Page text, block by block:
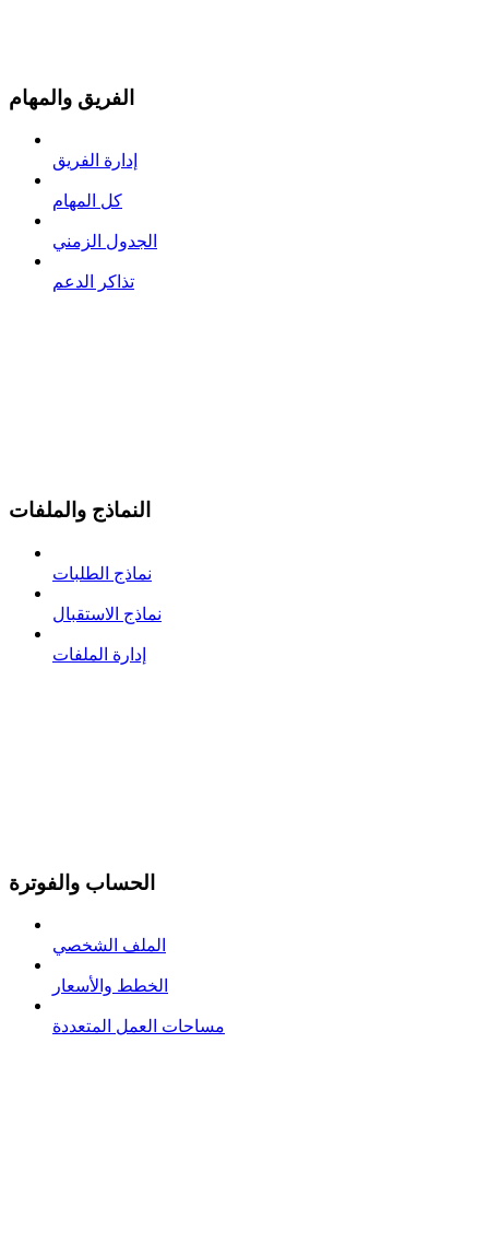
الفريق والمهام
إدارة الفريق
كل المهام
الجدول الزمني
تذاكر الدعم
النماذج والملفات
نماذج الطلبات
نماذج الاستقبال
إدارة الملفات
الحساب والفوترة
الملف الشخصي
الخطط والأسعار
مساحات العمل المتعددة